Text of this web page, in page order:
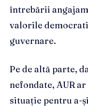
întrebării
valorile
guvernare.
Pe de altă parte,
nefondate, AUR
situație pentru a-